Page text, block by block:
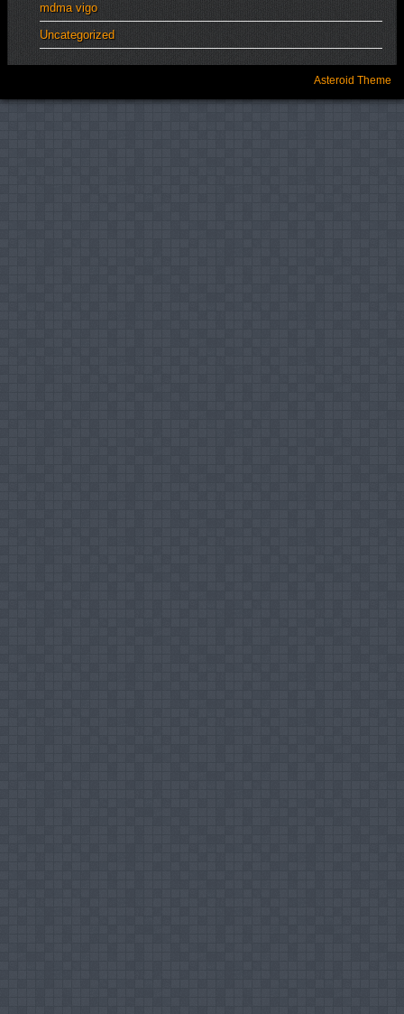
mdma vigo
Uncategorized
Asteroid Theme